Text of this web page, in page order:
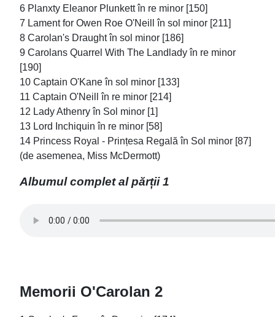
6 Planxty Eleanor Plunkett în re minor [150]
7 Lament for Owen Roe O'Neill în sol minor [211]
8 Carolan's Draught în sol minor [186]
9 Carolans Quarrel With The Landlady în re minor
[190]
10 Captain O'Kane în sol minor [133]
11 Captain O'Neill în re minor [214]
12 Lady Athenry în Sol minor [1]
13 Lord Inchiquin în re minor [58]
14 Princess Royal - Prințesa Regală în Sol minor [87]
(de asemenea, Miss McDermott)
Albumul complet al părții 1
Memorii O'Carolan 2